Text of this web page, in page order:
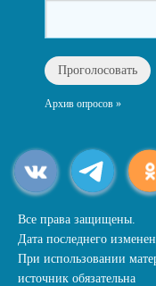
Архив опросов »
Все права защищены.
Дата последнего
При использовании
источник обязательна